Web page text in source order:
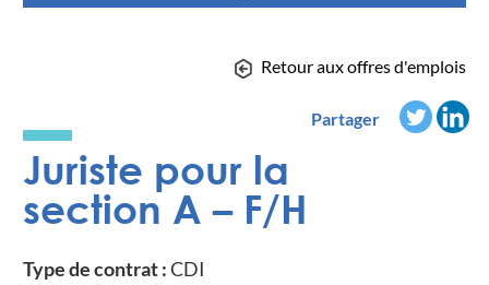
Retour aux offres d'emplois
Partager
Juriste pour la
section A – F/H
Type de contrat :CDI